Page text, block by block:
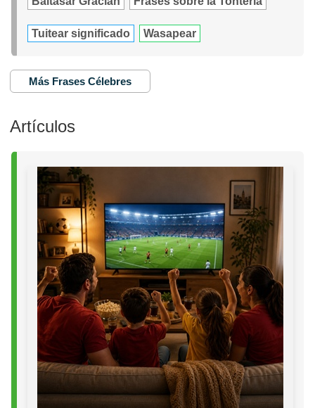
Tuitear significado Wasapear
Más Frases Célebres
Artículos